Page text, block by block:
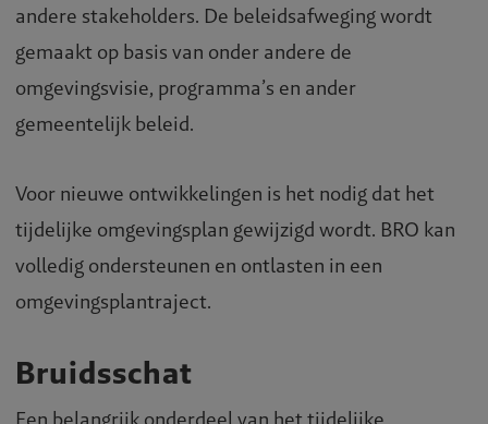
andere stakeholders. De beleidsafweging wordt
gemaakt op basis van onder andere de
omgevingsvisie, programma’s en ander
gemeentelijk beleid.
Voor nieuwe ontwikkelingen is het nodig dat het
tijdelijke omgevingsplan gewijzigd wordt. BRO kan
volledig ondersteunen en ontlasten in een
omgevingsplantraject.
Bruidsschat